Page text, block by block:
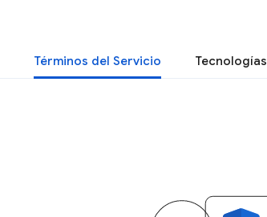
Términos del Servicio Tecnologías